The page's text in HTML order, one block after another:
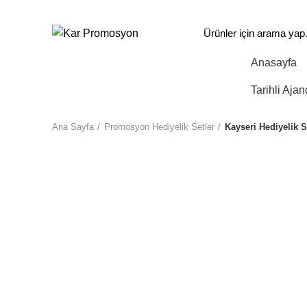
Anasayfa
Tarihli
Ana Sayfa Promosyon Hediyelik Setler Kayseri Hediyelik